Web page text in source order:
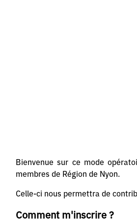
Bienvenue sur ce mode
membres de Région de Nyon.
Celle-ci nous permettra de
Comment m'inscrire ?